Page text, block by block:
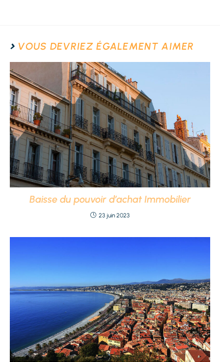
VOUS DEVRIEZ ÉGALEMENT AIMER
Baisse du pouvoir d’achat Immobilier
23 juin 2023